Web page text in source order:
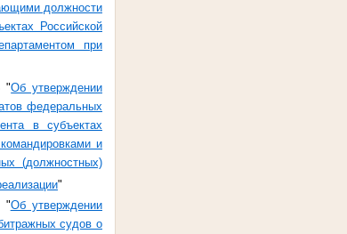
должности
Российской
при
"Об утверждении
федеральных
в субъектах
и
(должностных)
"
"Об утверждении
судов о